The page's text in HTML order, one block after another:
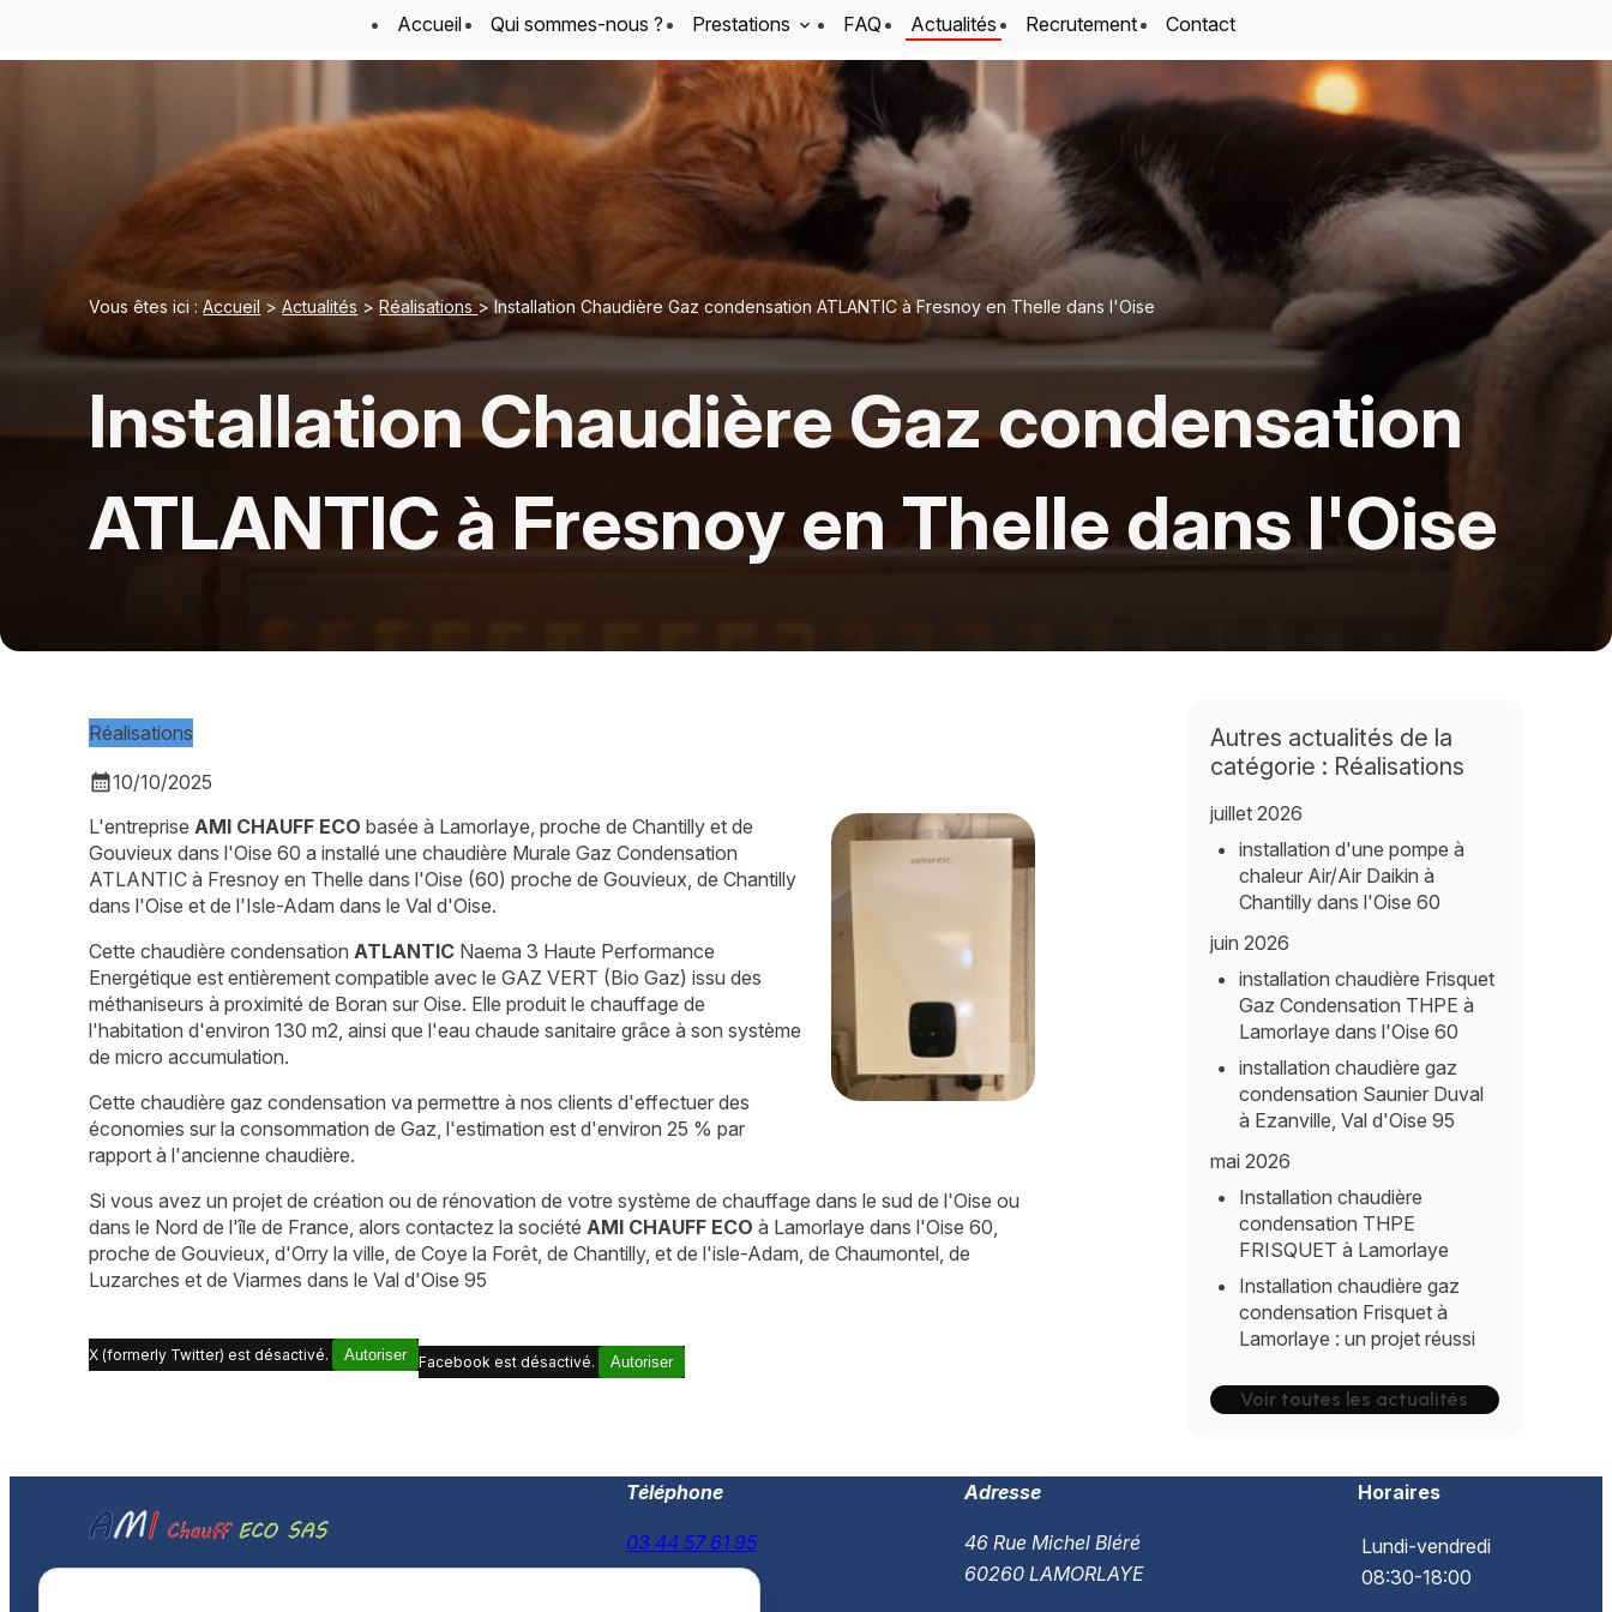
Accueil Qui sommes-nous ? Prestations FAQ Actualités Recrutement Contact
Vous êtes ici : Accueil >Actualités >Réalisations> Installation Chaudière Gaz condensation ATLANTIC à Fresnoy en Thelle dans l'Oise
Installation Chaudière Gaz condensation
ATLANTIC à Fresnoy en Thelle dans l'Oise
Réalisations
calendar_month10/10/2025
L'entreprise AMI CHAUFF ECO basée à Lamorlaye, proche de Chantilly et de
Gouvieux dans l'Oise 60 a installé une chaudière Murale Gaz Condensation
ATLANTIC à Fresnoy en Thelle dans l'Oise (60) proche de Gouvieux, de Chantilly
dans l'Oise et de l'Isle-Adam dans le Val d'Oise.
Cette chaudière condensation ATLANTIC Naema 3 Haute Performance
Energétique est entièrement compatible avec le GAZ VERT (Bio Gaz) issu des
méthaniseurs à proximité de Boran sur Oise. Elle produit le chauffage de
l'habitation d'environ 130 m2, ainsi que l'eau chaude sanitaire grâce à son système
de micro accumulation.
Cette chaudière gaz condensation va permettre à nos clients d'effectuer des
économies sur la consommation de Gaz, l'estimation est d'environ 25 % par
rapport à l'ancienne chaudière.
Si vous avez un projet de création ou de rénovation de votre système de chauffage dans le sud de l'Oise ou
dans le Nord de l'île de France, alors contactez la société AMI CHAUFF ECO à Lamorlaye dans l'Oise 60,
proche de Gouvieux, d'Orry la ville, de Coye la Forêt, de Chantilly, et de l'isle-Adam, de Chaumontel, de
Luzarches et de Viarmes dans le Val d'Oise 95
X (formerly Twitter) est désactivé. Autoriser Facebook est désactivé. Autoriser
Autres actualités de la
catégorie : Réalisations
juillet 2026
installation d'une pompe à
chaleur Air/Air Daikin à
Chantilly dans l'Oise 60
juin 2026
installation chaudière Frisquet
Gaz Condensation THPE à
Lamorlaye dans l'Oise 60
installation chaudière gaz
condensation Saunier Duval
à Ezanville, Val d'Oise 95
mai 2026
Installation chaudière
condensation THPE
FRISQUET à Lamorlaye
Installation chaudière gaz
condensation Frisquet à
Lamorlaye : un projet réussi
Voir toutes les actualités
Téléphone
03 44 57 61 95
Adresse
46 Rue Michel Bléré
60260 LAMORLAYE
Horaires
Lundi-vendredi
08:30-18:00